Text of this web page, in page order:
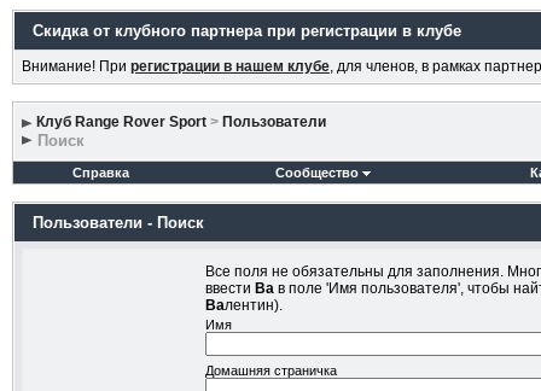
Скидка от клубного партнера при регистрации в клубе
Внимание! При регистрации в нашем клубе, для членов, в рамках
Клуб Range Rover Sport > Пользователи
Поиск
Справка Сообщество
Пользователи - Поиск
Все поля не обязательны для заполнения.
ввести Вав поле 'Имя пользователя', чтобы
Валентин).
Имя
Домашняя страничка